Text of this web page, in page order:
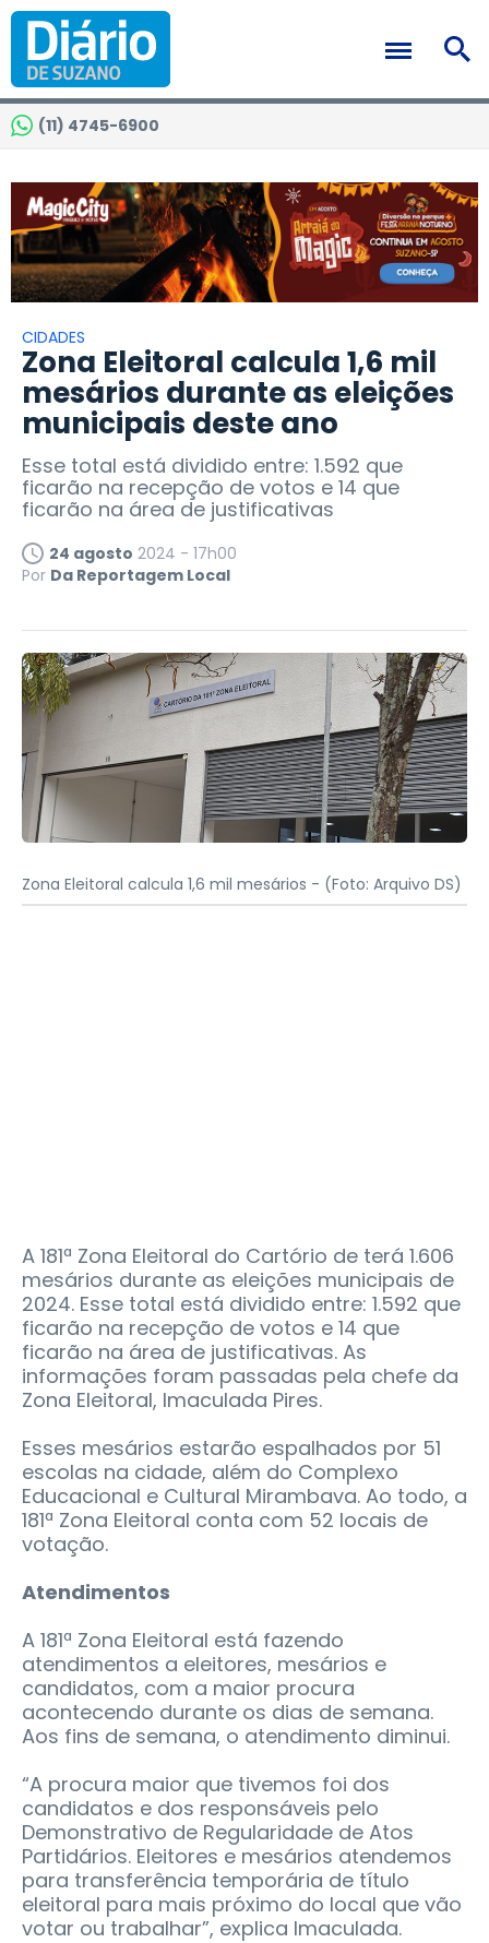
(11) 4745-6900
CIDADES
Zona Eleitoral calcula 1,6 mil
mesários durante as eleições
municipais deste ano
Esse total está dividido entre: 1.592 que
ficarão na recepção de votos e 14 que
ficarão na área de justificativas
24 agosto 2024 - 17h00
Por Da Reportagem Local
Zona Eleitoral calcula 1,6 mil mesários - (Foto: Arquivo DS)
A 181ª Zona Eleitoral do Cartório de terá 1.606
mesários durante as eleições municipais de
2024. Esse total está dividido entre: 1.592 que
ficarão na recepção de votos e 14 que
ficarão na área de justificativas. As
informações foram passadas pela chefe da
Zona Eleitoral, Imaculada Pires.
Esses mesários estarão espalhados por 51
escolas na cidade, além do Complexo
Educacional e Cultural Mirambava. Ao todo, a
181ª Zona Eleitoral conta com 52 locais de
votação.
Atendimentos
A 181ª Zona Eleitoral está fazendo
atendimentos a eleitores, mesários e
candidatos, com a maior procura
acontecendo durante os dias de semana.
Aos fins de semana, o atendimento diminui.
“A procura maior que tivemos foi dos
candidatos e dos responsáveis pelo
Demonstrativo de Regularidade de Atos
Partidários. Eleitores e mesários atendemos
para transferência temporária de título
eleitoral para mais próximo do local que vão
votar ou trabalhar”, explica Imaculada.